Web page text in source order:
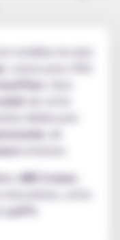
modèles les plus
bouffees
JNR Cruiser
puffs